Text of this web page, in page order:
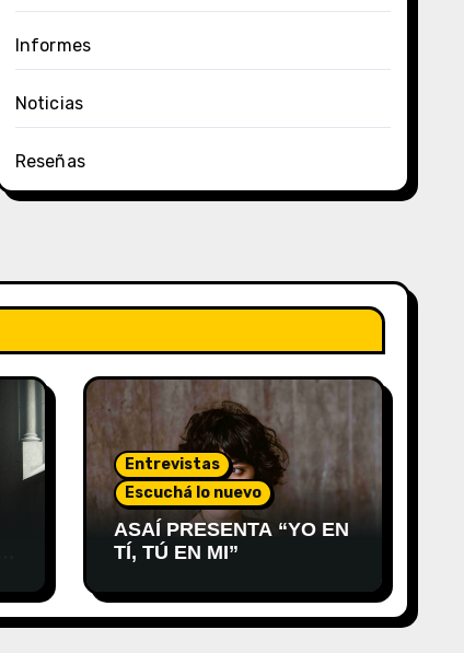
Informes
Noticias
Reseñas
Entrevistas
Escuchá lo nuevo
ASAÍ PRESENTA “YO EN
TÍ, TÚ EN MI”